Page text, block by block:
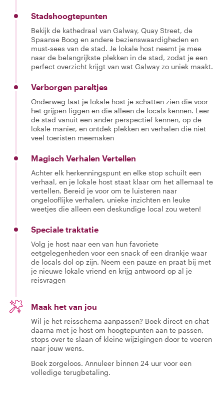
Stadshoogtepunten
Bekijk de kathedraal van Galway, Quay Street, de
Spaanse Boog en andere bezienswaardigheden en
must-sees van de stad. Je lokale host neemt je mee
naar de belangrijkste plekken in de stad, zodat je een
perfect overzicht krijgt van wat Galway zo uniek maakt.
Verborgen pareltjes
Onderweg laat je lokale host je schatten zien die voor
het grijpen liggen en die alleen de locals kennen. Leer
de stad vanuit een ander perspectief kennen, op de
lokale manier, en ontdek plekken en verhalen die niet
veel toeristen meemaken
Magisch Verhalen Vertellen
Achter elk herkenningspunt en elke stop schuilt een
verhaal, en je lokale host staat klaar om het allemaal te
vertellen. Bereid je voor om te luisteren naar
ongelooflijke verhalen, unieke inzichten en leuke
weetjes die alleen een deskundige local zou weten!
Speciale traktatie
Volg je host naar een van hun favoriete
eetgelegenheden voor een snack of een drankje waar
de locals dol op zijn. Neem een pauze en praat bij met
je nieuwe lokale vriend en krijg antwoord op al je
reisvragen
Maak het van jou
Wil je het reisschema aanpassen? Boek direct en chat
daarna met je host om hoogtepunten aan te passen,
stops over te slaan of kleine wijzigingen door te voeren
naar jouw wens.
Boek zorgeloos. Annuleer binnen 24 uur voor een
volledige terugbetaling.